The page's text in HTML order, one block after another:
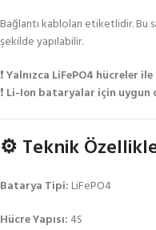
Bağlantı kabloları etiketlidir.
şekilde yapılabilir.
❗Yalnızca LiFePO4 hücreler
❗ Li-Ion bataryalar için uygun
⚙️ Teknik
Batarya Tipi: LiFePO4
Hücre Yapısı: 4S